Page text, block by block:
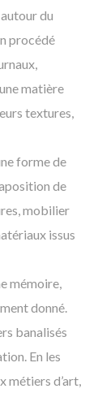
du
procédé
matière
textures,
forme de
de
mobilier
issus
mémoire,
donné.
banalisés
En les
métiers d’art,